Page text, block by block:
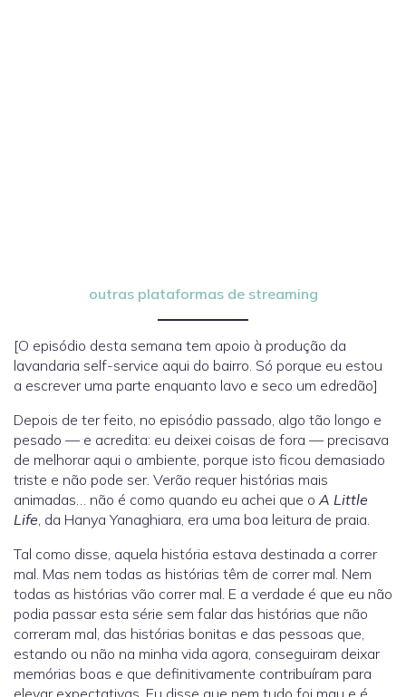
outras plataformas de streaming
[O episódio desta semana tem apoio à produção da
lavandaria self-service aqui do bairro. Só porque eu estou
a escrever uma parte enquanto lavo e seco um edredão]
Depois de ter feito, no episódio passado, algo tão longo e
pesado — e acredita: eu deixei coisas de fora — precisava
de melhorar aqui o ambiente, porque isto ficou demasiado
triste e não pode ser. Verão requer histórias mais
animadas… não é como quando eu achei que o A Little
Life, da Hanya Yanaghiara, era uma boa leitura de praia.
Tal como disse, aquela história estava destinada a correr
mal. Mas nem todas as histórias têm de correr mal. Nem
todas as histórias vão correr mal. E a verdade é que eu não
podia passar esta série sem falar das histórias que não
correram mal, das histórias bonitas e das pessoas que,
estando ou não na minha vida agora, conseguiram deixar
memórias boas e que definitivamente contribuíram para